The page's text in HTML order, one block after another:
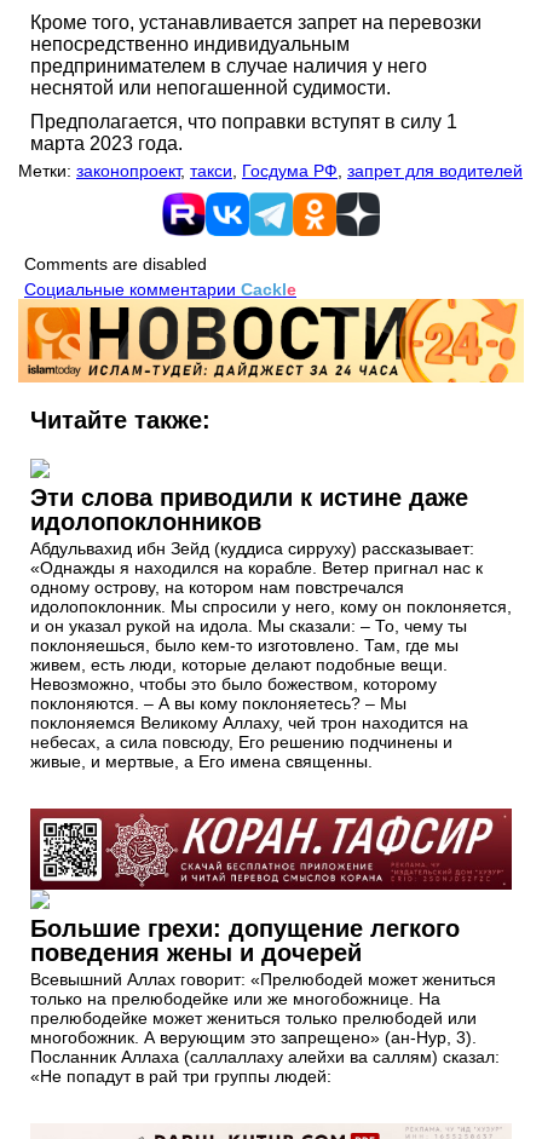
Кроме того, устанавливается запрет на перевозки
непосредственно индивидуальным
предпринимателем в случае наличия у него
неснятой или непогашенной судимости.
Предполагается, что поправки вступят в силу 1
марта 2023 года.
Метки: законопроект, такси Госдума РФ запрет для водителей
Comments are disabled
Социальные комментарии Cackle
Читайте также:
Эти слова приводили к истине даже
идолопоклонников
Абдульвахид ибн Зейд (куддиса сирруху) рассказывает:
«Однажды я находился на корабле. Ветер пригнал нас к
одному острову, на котором нам повстречался
идолопоклонник. Мы спросили у него, кому он поклоняется,
и он указал рукой на идола. Мы сказали: – То, чему ты
поклоняешься, было кем-то изготовлено. Там, где мы
живем, есть люди, которые делают подобные вещи.
Невозможно, чтобы это было божеством, которому
поклоняются. – А вы кому поклоняетесь? – Мы
поклоняемся Великому Аллаху, чей трон находится на
небесах, а сила повсюду, Его решению подчинены и
живые, и мертвые, а Его имена священны.
Большие грехи: допущение легкого
поведения жены и дочерей
Всевышний Аллах говорит: «Прелюбодей может жениться
только на прелюбодейке или же многобожнице. На
прелюбодейке может жениться только прелюбодей или
многобожник. А верующим это запрещено» (ан-Нур, 3).
Посланник Аллаха (саллаллаху алейхи ва саллям) сказал:
«Не попадут в рай три группы людей: